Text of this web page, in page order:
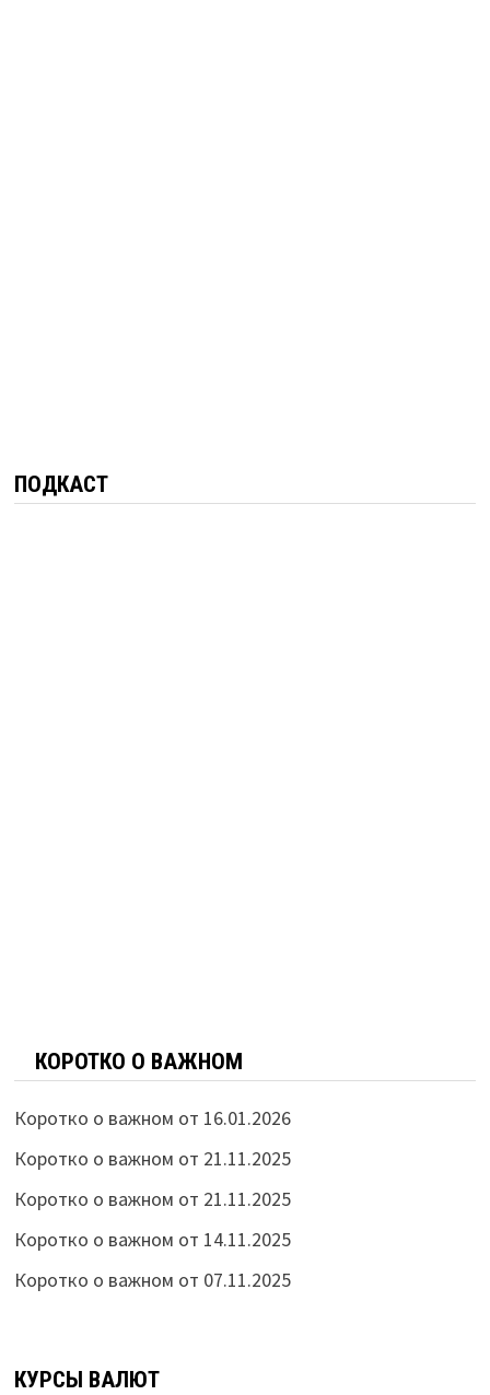
ПОДКАСТ
КОРОТКО О ВАЖНОМ
Коротко о важном от 16.01.2026
Коротко о важном от 21.11.2025
Коротко о важном от 21.11.2025
Коротко о важном от 14.11.2025
Коротко о важном от 07.11.2025
КУРСЫ ВАЛЮТ